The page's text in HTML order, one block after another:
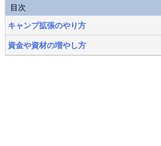
目次
キャンプ拡張のやり方
資金や資材の増やし方